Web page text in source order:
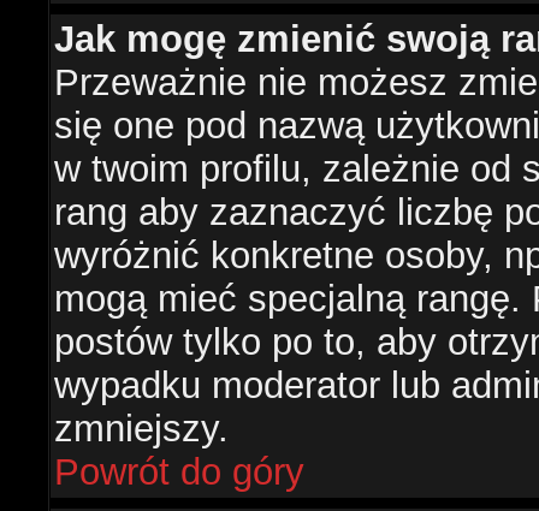
Jak mogę zmienić swoją
Przeważnie nie możesz
się one pod nazwą
w twoim profilu, zależnie od
rang aby zaznaczyć liczbę
wyróżnić konkretne osoby,
mogą mieć specjalną
postów tylko po to, aby
wypadku moderator lub
zmniejszy.
Powrót do góry